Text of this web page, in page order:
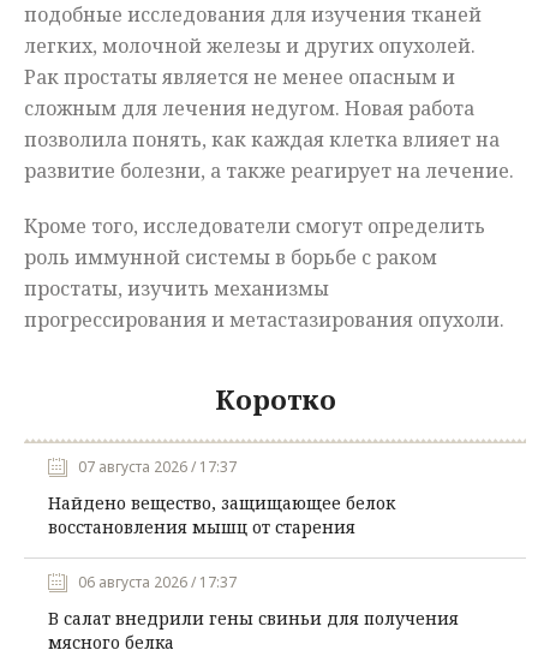
подобные исследования для изучения тканей
легких, молочной железы и других опухолей.
Рак простаты является не менее опасным и
сложным для лечения недугом. Новая работа
позволила понять, как каждая клетка влияет на
развитие болезни, а также реагирует на лечение.
Кроме того, исследователи смогут определить
роль иммунной системы в борьбе с раком
простаты, изучить механизмы
прогрессирования и метастазирования опухоли.
Коротко
07 августа 2026 / 17:37
Найдено вещество, защищающее белок
восстановления мышц от старения
06 августа 2026 / 17:37
В салат внедрили гены свиньи для получения
мясного белка